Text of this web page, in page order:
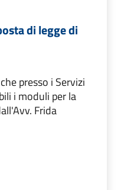
di legge di
presso i Servizi
i moduli per la
Frida